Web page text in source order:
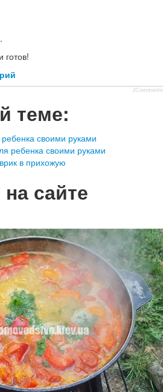
готов!
JComments
теме:
своими руками
ребенка своими руками
в прихожую
сайте